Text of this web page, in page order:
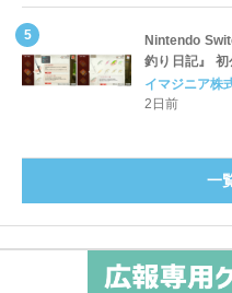
Nintendo
釣り日記』
公開！
イマジニア株
2日前
一